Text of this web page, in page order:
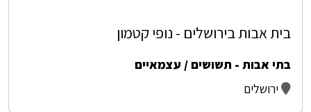
בית אבות בירושלים - נופי קטמון
בתי אבות - תשושים / עצמאיים
ירושלים